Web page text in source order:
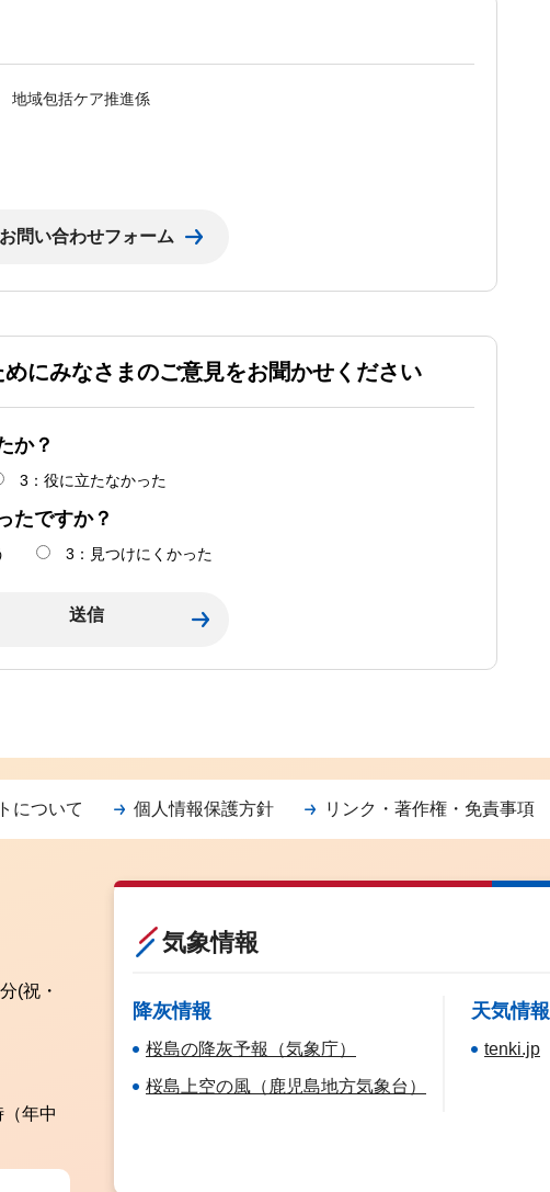
地域包括ケア推進係
にみなさまのご意見をお聞かせください
か？
3：役に立たなかった
たですか？
3：見つけにくかった
について 個人情報保護方針 リンク・著作権・免責事項
(祝・
年中
気象情報
降灰情報
桜島の降灰予報（気象庁）
桜島上空の風（鹿児島地方気象台）
天気情報
tenki.jp